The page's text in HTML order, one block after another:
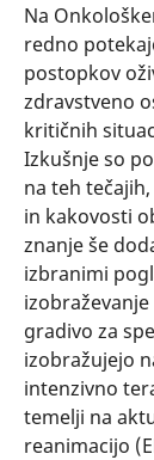
Na
redno
postopkov
zdravstveno
kritičnih
Izkušnje so
na teh
in kakovosti
znanje še
izbranimi
gradivo za
izobražujejo
intenzivno
temelji na
reanimacijo